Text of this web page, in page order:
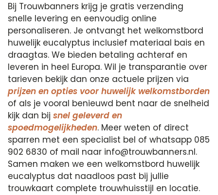
Bij Trouwbanners krijg je gratis verzending
snelle levering en eenvoudig online
personaliseren. Je ontvangt het welkomstbord
huwelijk eucalyptus inclusief materiaal bais en
draagtas. We bieden betaling achteraf en
leveren in heel Europa. Wil je transparantie over
tarieven bekijk dan onze actuele prijzen via
prijzen en opties voor huwelijk welkomstborden
of als je vooral benieuwd bent naar de snelheid
kijk dan bijsnel geleverd en
spoedmogelijkheden. Meer weten of direct
sparren met een specialist bel of whatsapp 085
902 6830 of mail naar info@trouwbanners.nl.
Samen maken we een welkomstbord huwelijk
eucalyptus dat naadloos past bij jullie
trouwkaart complete trouwhuisstijl en locatie.